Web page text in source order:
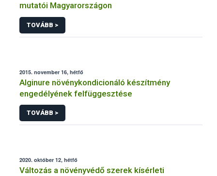
mutatói Magyarországon
TOVÁBB >
2015. november 16, hétfő
Alginure növénykondicionáló készítmény
engedélyének felfüggesztése
TOVÁBB >
2020. október 12, hétfő
Változás a növényvédő szerek kísérleti